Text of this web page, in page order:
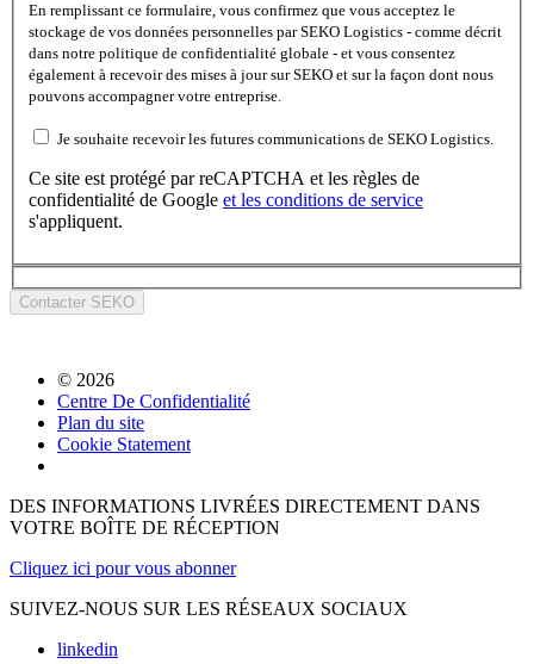
En remplissant ce formulaire, vous confirmez que vous acceptez le
stockage de vos données personnelles par SEKO Logistics - comme décrit
dans notre politique de confidentialité globale - et vous consentez
également à recevoir des mises à jour sur SEKO et sur la façon dont nous
pouvons accompagner votre entreprise.
Je souhaite recevoir les futures communications de SEKO Logistics.
Ce site est protégé par reCAPTCHA et les règles de
confidentialité de Google et les conditions de service
s'appliquent.
© 2026
Centre De Confidentialité
Plan du site
Cookie Statement
DES INFORMATIONS LIVRÉES DIRECTEMENT DANS
VOTRE BOÎTE DE RÉCEPTION
Cliquez ici pour vous abonner
SUIVEZ-NOUS SUR LES RÉSEAUX SOCIAUX
linkedin